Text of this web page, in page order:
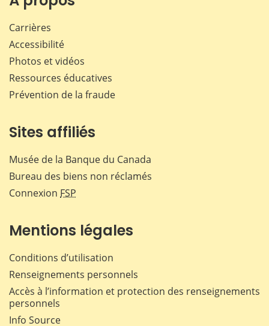
Carrières
Accessibilité
Photos et vidéos
Ressources éducatives
Prévention de la fraude
Sites affiliés
Musée de la Banque du Canada
Bureau des biens non réclamés
Connexion FSP
Mentions légales
Conditions d’utilisation
Renseignements personnels
Accès à l’information et protection des renseignements
personnels
Info Source